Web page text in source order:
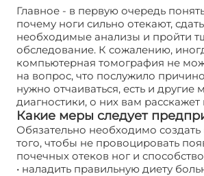
Главное - в первую очередь
почему ноги сильно отекают,
необходимые анализы и пройти
обследование. К сожалению,
компьютерная томография не
на вопрос, что послужило
нужно отчаиваться, есть и другие
диагностики, о них вам расскажет
Какие меры следует
Обязательно необходимо создать
того, чтобы не провоцировать
почечных отеков ног и
• наладить правильную диету